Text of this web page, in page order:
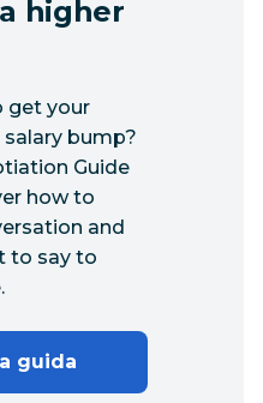
higher
get your
bump?
Guide
how to
and
to say to
guida